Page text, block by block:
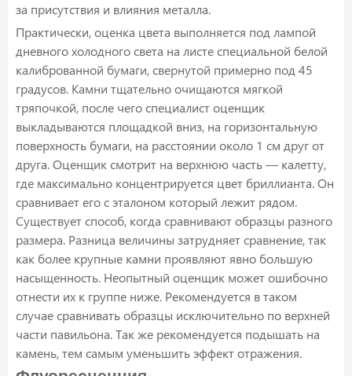
за присутствия и влияния металла.
Практически, оценка цвета выполняется под лампой
дневного холодного света на листе специальной белой
калиброванной бумаги, свернутой примерно под 45
градусов. Камни тщательно очищаются мягкой
тряпочкой, после чего специалист оценщик
выкладываются площадкой вниз, на горизонтальную
поверхность бумаги, на расстоянии около 1 см друг от
друга. Оценщик смотрит на верхнюю часть — калетту,
где максимально концентрируется цвет бриллианта. Он
сравнивает его с эталоном который лежит рядом.
Существует способ, когда сравнивают образцы разного
размера. Разница величины затрудняет сравнение, так
как более крупные камни проявляют явно большую
насыщенность. Неопытный оценщик может ошибочно
отнести их к группе ниже. Рекомендуется в таком
случае сравнивать образцы исключительно по верхней
части павильона. Так же рекомендуется подышать на
камень, тем самым уменьшить эффект отражения.